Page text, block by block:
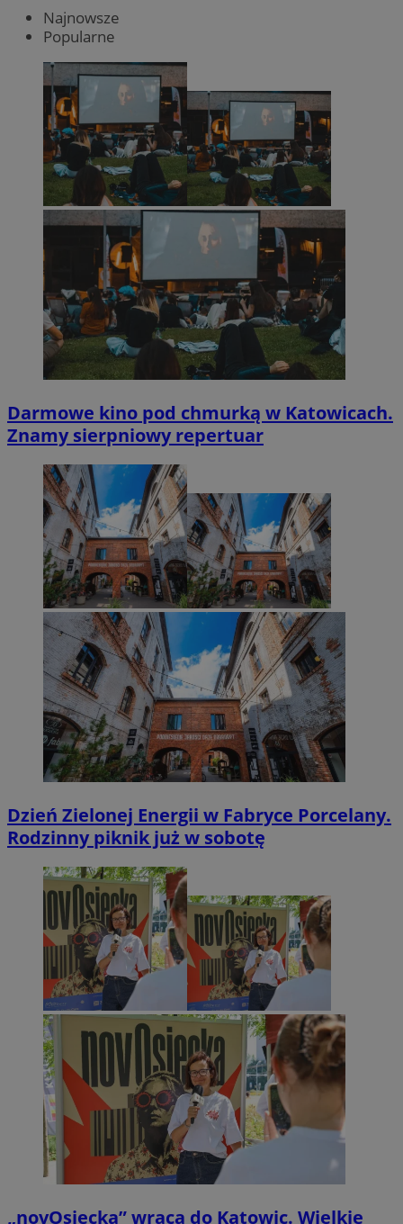
Najnowsze
Popularne
Darmowe kino pod chmurką w Katowicach.
Znamy sierpniowy repertuar
Dzień Zielonej Energii w Fabryce Porcelany.
Rodzinny piknik już w sobotę
„novOsiecka” wraca do Katowic. Wielkie